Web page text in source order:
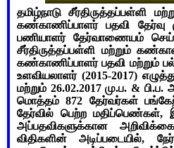
தமிழ்நாடு சீர்திருத்தப்பள்ளி
கண்காணிப்பாளர் பதவி தேர்வு
பணியாளர் தேர்வாணையம்
சீர்திருத்தப்பள்ளி மற்றும்
கண்காணிப்பாளர் பதவி மற்றும்
உளவியலாளர் (2015-2017)
மற்றும் 26.02.2017 மு.ப. &
மொத்தம் 872 தேர்வர்கள்
தேர்வில் பெற்ற மதிப்பெண்கள்,
அப்பதவிகளுக்கான
விதிகளின் அடிப்படையில்,